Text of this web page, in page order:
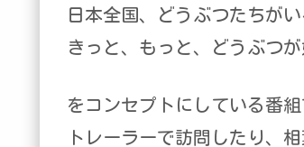
日本全国、どうぶつたちがい
きっと、もっと、どうぶつ
をコンセプトにしている番
トレーラーで訪問したり、